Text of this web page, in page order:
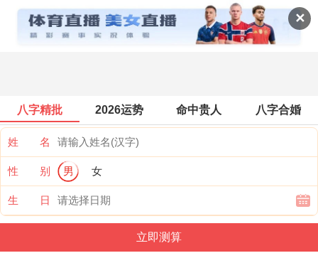
✕
世界天气
八字精批 2026运势 命中贵人 八字合婚
姓 名
性 别 男 女
生 日